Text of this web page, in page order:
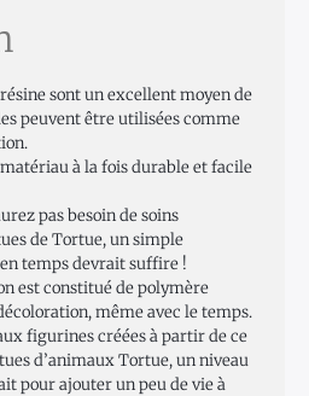
sont un excellent moyen de
peuvent être utilisées comme
à la fois durable et facile
pas besoin de soins
de Tortue, un simple
temps devrait suffire !
est constitué de polymère
même avec le temps.
figurines créées à partir de ce
d’animaux Tortue, un niveau
pour ajouter un peu de vie à